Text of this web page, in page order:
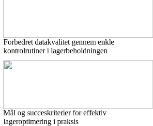
Forbedret datakvalitet gennem enkle
kontrolrutiner i lagerbeholdningen
Mål og succeskriterier for effektiv
lageroptimering i praksis